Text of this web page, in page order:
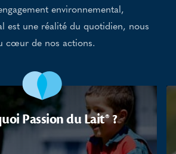
environnemental,
est une réalité du quotidien, nous
cœur de nos actions.
Passion du Lait® ?